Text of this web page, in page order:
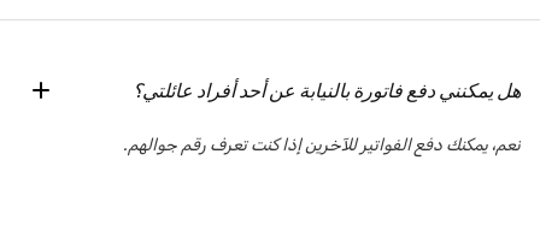
هل يمكنني دفع فاتورة بالنيابة عن أحد أفراد عائلتي؟
نعم، يمكنك دفع الفواتير للآخرين إذا كنت تعرف رقم جوالهم.